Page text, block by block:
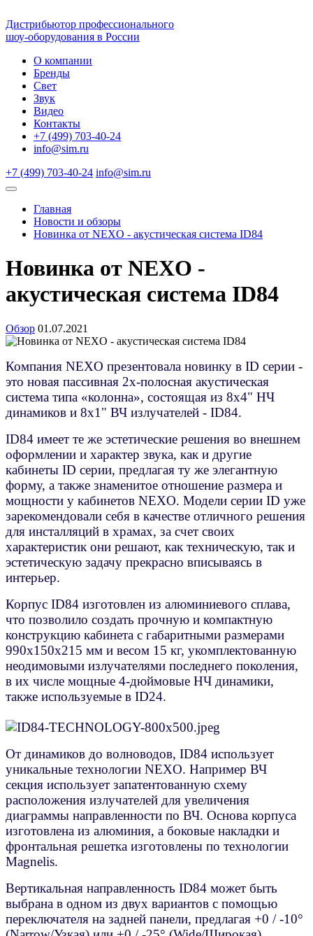
Дистрибьютор профессионального
шоу-оборудования в России
О компании
Бренды
Свет
Звук
Видео
Контакты
+7 (499) 703-40-24
info@sim.ru
+7 (499) 703-40-24 info@sim.ru
Главная
Новости и обзоры
Новинка от NEXO - акустическая система ID84
Новинка от NEXO -
акустическая система ID84
Обзор 01.07.2021
Компания NEXO презентовала новинку в ID серии -
это новая пассивная 2х-полосная акустическая
система типа «колонна», состоящая из 8х4" НЧ
динамиков и 8х1" ВЧ излучателей - ID84.
ID84 имеет те же эстетические решения во внешнем
оформлении и характер звука, как и другие
кабинеты ID серии, предлагая ту же элегантную
форму, а также знаменитое отношение размера и
мощности у кабинетов NEXO. Модели серии ID уже
зарекомендовали себя в качестве отличного решения
для инсталляций в храмах, за счет своих
характеристик они решают, как техническую, так и
эстетическую задачу прекрасно вписываясь в
интерьер.
Корпус ID84 изготовлен из алюминиевого сплава,
что позволило создать прочную и компактную
конструкцию кабинета с габаритными размерами
990x150x215 мм и весом 15 кг, укомплектованную
неодимовыми излучателями последнего поколения,
в их числе мощные 4-дюймовые НЧ динамики,
также используемые в ID24.
От динамиков до волноводов, ID84 использует
уникальные технологии NEXO. Например ВЧ
секция использует запатентованную схему
расположения излучателей для увеличения
диаграммы направленности по ВЧ. Основа корпуса
изготовлена из алюминия, а боковые накладки и
фронтальная решетка изготовлены по технологии
Magnelis.
Вертикальная направленность ID84 может быть
выбрана в одном из двух вариантов с помощью
переключателя на задней панели, предлагая +0 / -10°